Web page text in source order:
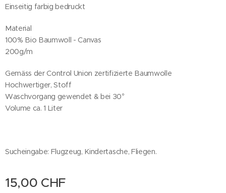
Einseitig farbig bedruckt
Material
100% Bio Baumwoll - Canvas
200g/m
Gemäss der Control Union zertifizierte Baumwolle
Hochwertiger, Stoff
Waschvorgang gewendet & bei 30°
Volume ca. 1 Liter
Sucheingabe: Flugzeug, Kindertasche, Fliegen.
15,00 CHF